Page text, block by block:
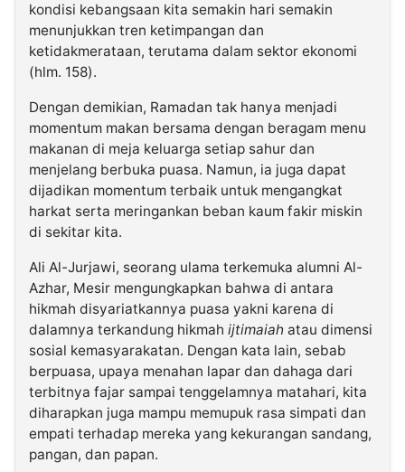
kondisi kebangsaan kita semakin hari semakin
menunjukkan tren ketimpangan dan
ketidakmerataan, terutama dalam sektor ekonomi
(hlm. 158).
Dengan demikian, Ramadan tak hanya menjadi
momentum makan bersama dengan beragam menu
makanan di meja keluarga setiap sahur dan
menjelang berbuka puasa. Namun, ia juga dapat
dijadikan momentum terbaik untuk mengangkat
harkat serta meringankan beban kaum fakir miskin
di sekitar kita.
Ali Al-Jurjawi, seorang ulama terkemuka alumni Al-
Azhar, Mesir mengungkapkan bahwa di antara
hikmah disyariatkannya puasa yakni karena di
dalamnya terkandung hikmah ijtimaiah atau dimensi
sosial kemasyarakatan. Dengan kata lain, sebab
berpuasa, upaya menahan lapar dan dahaga dari
terbitnya fajar sampai tenggelamnya matahari, kita
diharapkan juga mampu memupuk rasa simpati dan
empati terhadap mereka yang kekurangan sandang,
pangan, dan papan.